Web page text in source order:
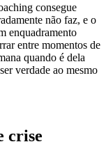
consegue
não faz, e o
enquadramento
entre momentos de
quando é dela
verdade ao mesmo
crise